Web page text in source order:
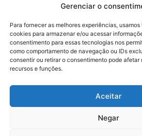
Gerenciar o
Para fornecer as melhores experiências,
cookies para armazenar e/ou acessar
consentimento para essas tecnologias nos
como comportamento de navegação ou IDs
consentir ou retirar o consentimento pode
recursos e funções.
Aceitar
Negar
No posts to display